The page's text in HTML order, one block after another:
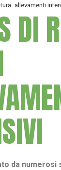
allevamenti
DI
da numerosi